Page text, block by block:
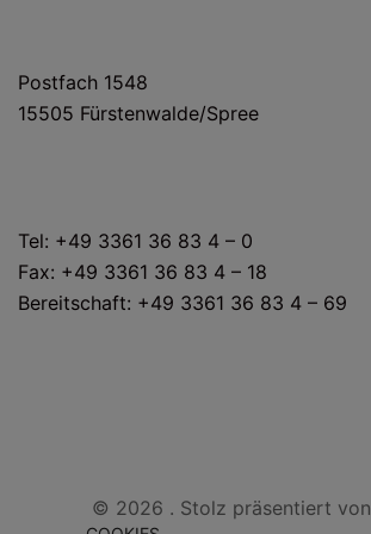
Postfach 1548
15505 Fürstenwalde/Spree
Tel: +49 3361 36 83 4 – 0
Fax: +49 3361 36 83 4 – 18
Bereitschaft: +49 3361 36 83 4 – 69
© 2026 . Stolz präsentiert von